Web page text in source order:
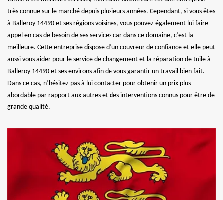
très connue sur le marché depuis plusieurs années. Cependant, si vous êtes
à Balleroy 14490 et ses régions voisines, vous pouvez également lui faire
appel en cas de besoin de ses services car dans ce domaine, c’est la
meilleure. Cette entreprise dispose d’un couvreur de confiance et elle peut
aussi vous aider pour le service de changement et la réparation de tuile à
Balleroy 14490 et ses environs afin de vous garantir un travail bien fait.
Dans ce cas, n’hésitez pas à lui contacter pour obtenir un prix plus
abordable par rapport aux autres et des interventions connus pour être de
grande qualité.